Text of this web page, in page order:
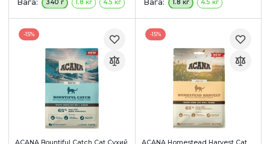
Вага: 340 г 1.8 кг 4.5 кг Вага: 1.8 кг 4.5 кг
-15% -15%